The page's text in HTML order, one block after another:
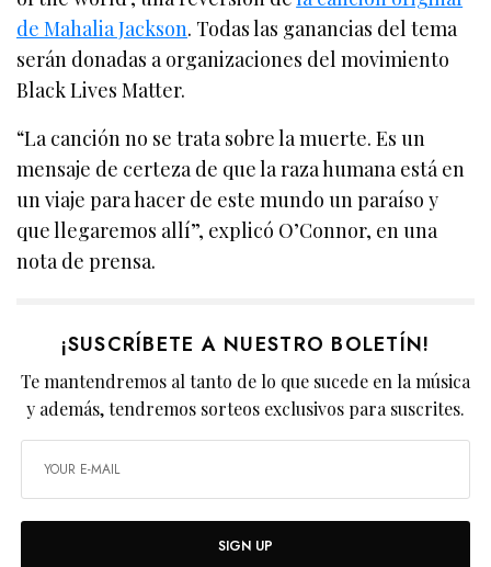
de Mahalia Jackson. Todas las ganancias del tema
serán donadas a organizaciones del movimiento
Black Lives Matter.
“La canción no se trata sobre la muerte. Es un
mensaje de certeza de que la raza humana está en
un viaje para hacer de este mundo un paraíso y
que llegaremos allí”, explicó O’Connor, en una
nota de prensa.
¡SUSCRÍBETE A NUESTRO BOLETÍN!
Te mantendremos al tanto de lo que sucede en la música
y además, tendremos sorteos exclusivos para suscrites.
SIGN UP